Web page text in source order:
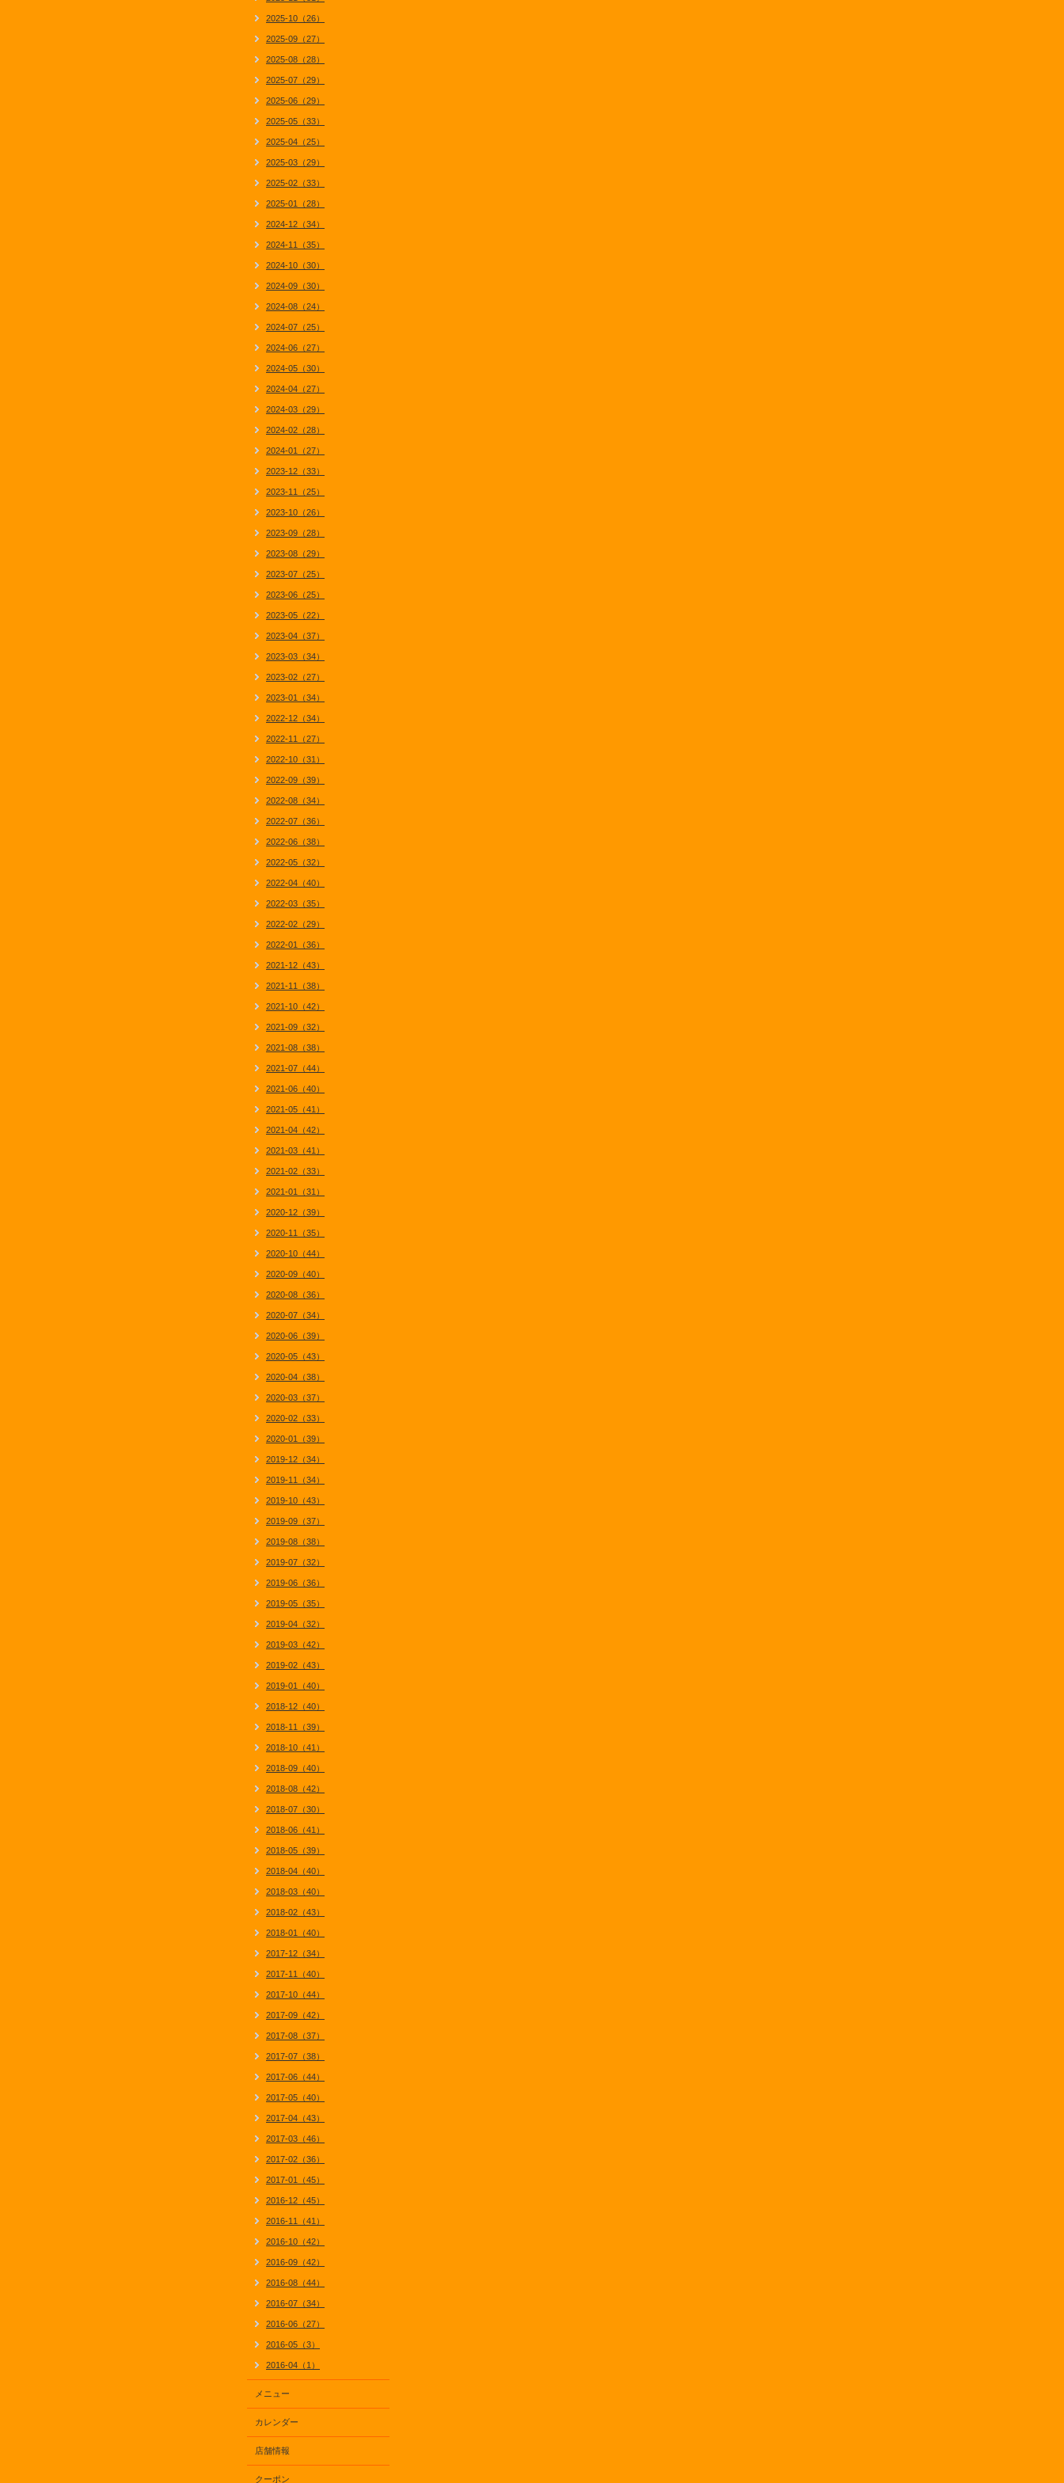
2025-10（26）
2025-09（27）
2025-08（28）
2025-07（29）
2025-06（29）
2025-05（33）
2025-04（25）
2025-03（29）
2025-02（33）
2025-01（28）
2024-12（34）
2024-11（35）
2024-10（30）
2024-09（30）
2024-08（24）
2024-07（25）
2024-06（27）
2024-05（30）
2024-04（27）
2024-03（29）
2024-02（28）
2024-01（27）
2023-12（33）
2023-11（25）
2023-10（26）
2023-09（28）
2023-08（29）
2023-07（25）
2023-06（25）
2023-05（22）
2023-04（37）
2023-03（34）
2023-02（27）
2023-01（34）
2022-12（34）
2022-11（27）
2022-10（31）
2022-09（39）
2022-08（34）
2022-07（36）
2022-06（38）
2022-05（32）
2022-04（40）
2022-03（35）
2022-02（29）
2022-01（36）
2021-12（43）
2021-11（38）
2021-10（42）
2021-09（32）
2021-08（38）
2021-07（44）
2021-06（40）
2021-05（41）
2021-04（42）
2021-03（41）
2021-02（33）
2021-01（31）
2020-12（39）
2020-11（35）
2020-10（44）
2020-09（40）
2020-08（36）
2020-07（34）
2020-06（39）
2020-05（43）
2020-04（38）
2020-03（37）
2020-02（33）
2020-01（39）
2019-12（34）
2019-11（34）
2019-10（43）
2019-09（37）
2019-08（38）
2019-07（32）
2019-06（36）
2019-05（35）
2019-04（32）
2019-03（42）
2019-02（43）
2019-01（40）
2018-12（40）
2018-11（39）
2018-10（41）
2018-09（40）
2018-08（42）
2018-07（30）
2018-06（41）
2018-05（39）
2018-04（40）
2018-03（40）
2018-02（43）
2018-01（40）
2017-12（34）
2017-11（40）
2017-10（44）
2017-09（42）
2017-08（37）
2017-07（38）
2017-06（44）
2017-05（40）
2017-04（43）
2017-03（46）
2017-02（36）
2017-01（45）
2016-12（45）
2016-11（41）
2016-10（42）
2016-09（42）
2016-08（44）
2016-07（34）
2016-06（27）
2016-05（3）
2016-04（1）
メニュー
カレンダー
店舗情報
クーポン